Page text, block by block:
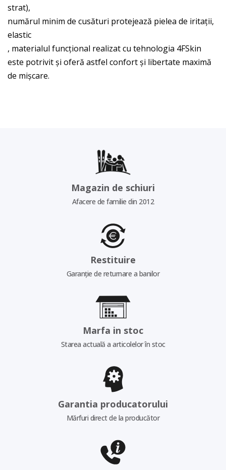
strat),
numărul minim de cusături protejează pielea de iritații,
elastic
, materialul funcțional realizat cu tehnologia 4FSkin
este potrivit și oferă astfel confort și libertate maximă
de mișcare.
Magazin de schiuri
Afacere de familie din 2012
Restituire
Garanție de returnare a banilor
Marfa in stoc
Starea actuală a articolelor în stoc
Garantia producatorului
Mărfuri direct de la producător